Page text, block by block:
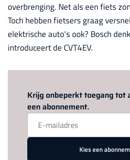
overbrenging. Net als een fiets
Toch hebben fietsers graag
elektrische auto's ook? Bosch
introduceert de CVT4EV.
Krijg onbeperkt toegang tot
een abonnement.
Kies een